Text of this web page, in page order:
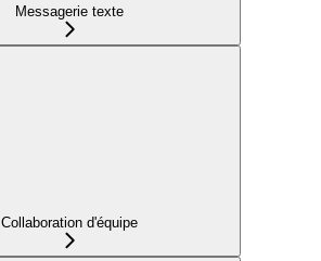
Messagerie texte
Collaboration d'équipe